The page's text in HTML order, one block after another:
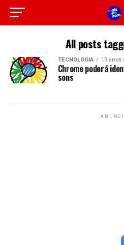
All posts
TECNOLOGIA 13 anos
Chrome poderá
sons